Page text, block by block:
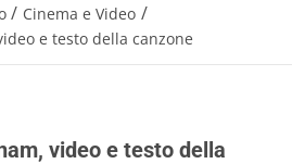
/ Cinema e Video /
e testo della canzone
video e testo della